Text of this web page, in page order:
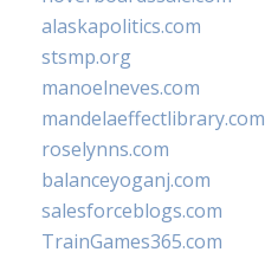
alaskapolitics.com
stsmp.org
manoelneves.com
mandelaeffectlibrary.com
roselynns.com
balanceyoganj.com
salesforceblogs.com
TrainGames365.com